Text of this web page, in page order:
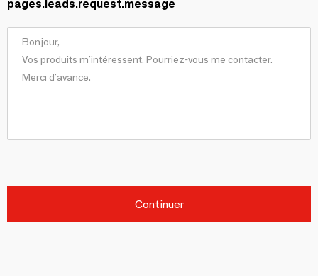
pages.leads.request.message
Continuer